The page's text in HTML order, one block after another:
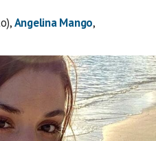
Angelina Mango,